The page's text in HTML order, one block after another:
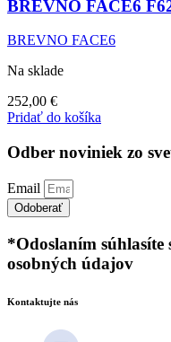
BREVNO FACE6
BREVNO FACE6
Na sklade
252,00 €
Pridať do košíka
Odber noviniek zo
Email
Odoberať
*Odoslaním súhlasíte
osobných údajov
Kontaktujte nás